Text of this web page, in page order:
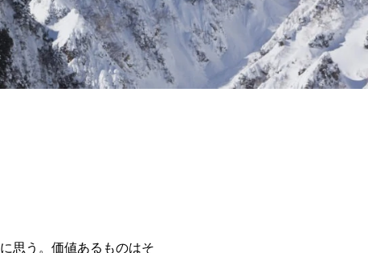
思う。価値あるものはそ